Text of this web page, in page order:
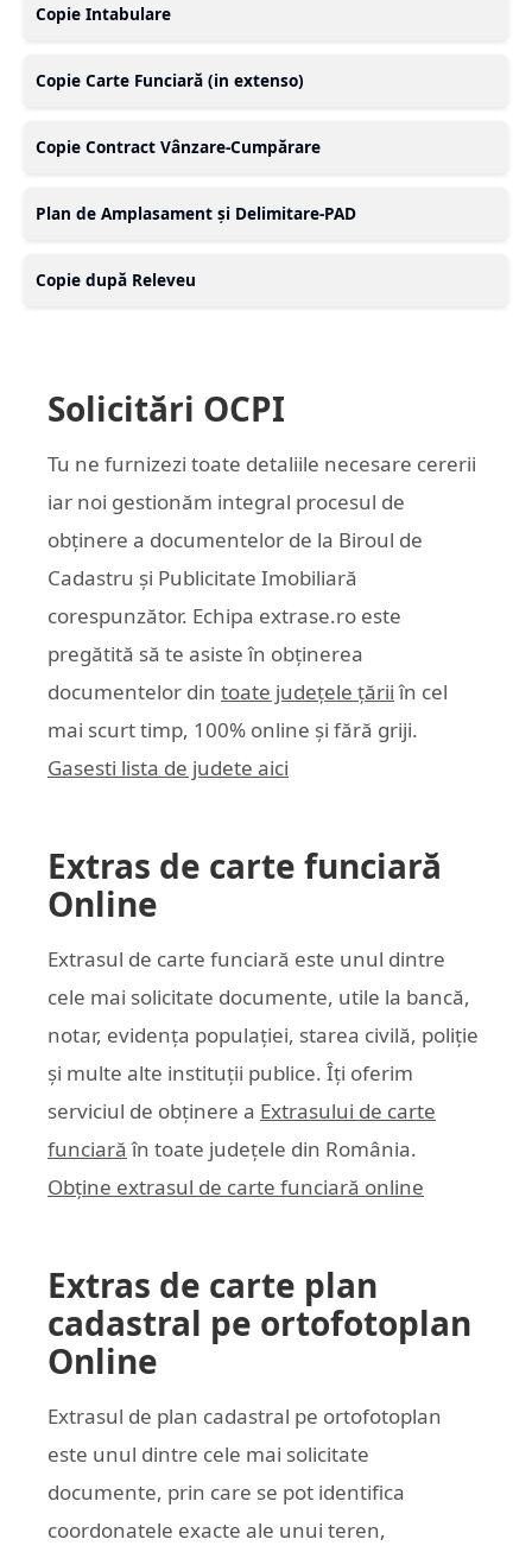
Copie Intabulare
Copie Carte Funciară (in extenso)
Copie Contract Vânzare-Cumpărare
Plan de Amplasament și Delimitare-PAD
Copie după Releveu
Solicitări OCPI
Tu ne furnizezi toate detaliile necesare cererii
iar noi gestionăm integral procesul de
obținere a documentelor de la Biroul de
Cadastru și Publicitate Imobiliară
corespunzător. Echipa extrase.ro este
pregătită să te asiste în obținerea
documentelor din toate județele țării în cel
mai scurt timp, 100% online și fără griji.
Gasesti lista de judete aici
Extras de carte funciară
Online
Extrasul de carte funciară este unul dintre
cele mai solicitate documente, utile la bancă,
notar, evidența populației, starea civilă, poliție
și multe alte instituții publice. Îți oferim
serviciul de obținere a Extrasului de carte
funciară în toate județele din România.
Obține extrasul de carte funciară online
Extras de carte plan
cadastral pe ortofotoplan
Online
Extrasul de plan cadastral pe ortofotoplan
este unul dintre cele mai solicitate
documente, prin care se pot identifica
coordonatele exacte ale unui teren,